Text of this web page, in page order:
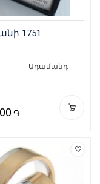
1751
Ադամանդ
֏